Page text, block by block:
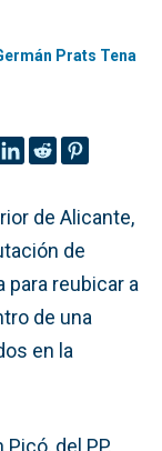
Prats Tena
de Alicante,
de
para reubicar a
de una
en la
del PP,